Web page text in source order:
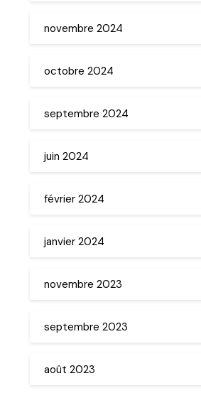
novembre 2024
octobre 2024
septembre 2024
juin 2024
février 2024
janvier 2024
novembre 2023
septembre 2023
août 2023